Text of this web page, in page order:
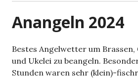
Anangeln 2024
Bestes Angelwetter um
und Ukelei zu beangeln.
Stunden waren sehr (klein)-